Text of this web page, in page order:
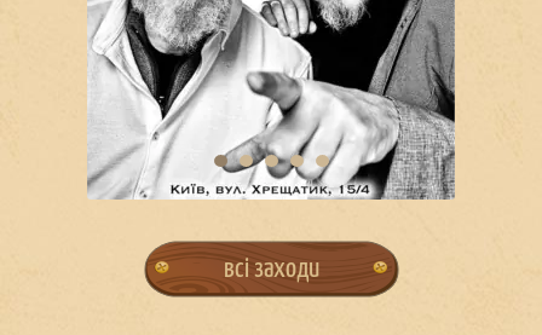
всі заходи